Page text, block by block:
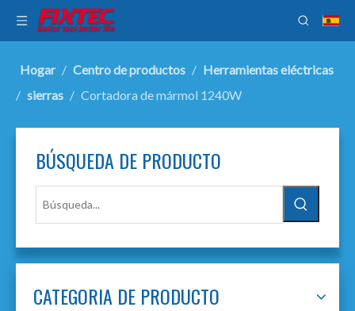
Hogar / Centro de productos / Herramientas eléctricas
/ sierras / Cortadora de mármol 1240W
BÚSQUEDA DE PRODUCTO
CATEGORIA DE PRODUCTO